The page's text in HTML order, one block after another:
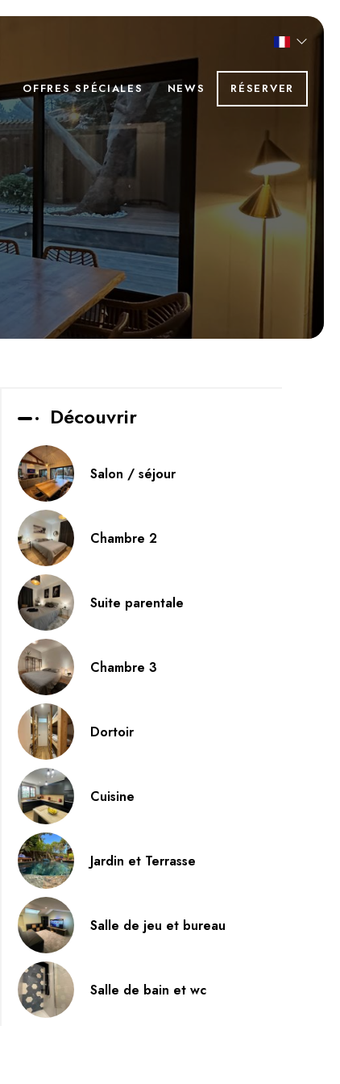
OFFRES SPÉCIALES NEWS RÉSERVER
Découvrir
Salon / séjour
Chambre 2
Suite parentale
Chambre 3
Dortoir
Cuisine
Jardin et Terrasse
Salle de jeu et bureau
Salle de bain et wc